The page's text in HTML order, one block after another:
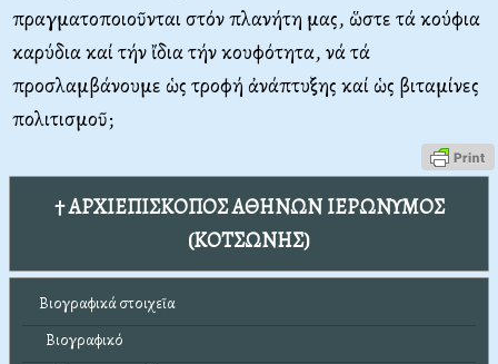
πραγματοποιοῦνται στόν πλανήτη μας, ὥστε τά κούφια
καρύδια καί τήν ἴδια τήν κουφότητα, νά τά
προσλαμβάνουμε ὡς τροφή ἀνάπτυξης καί ὡς βιταμίνες
πολιτισμοῦ;
† ΑΡΧΙΕΠΙΣΚΟΠΟΣ ΑΘΗΝΩΝ ΙΕΡΩΝΥΜΟΣ
(ΚΟΤΣΩΝΗΣ)
Βιογραφικά στοιχεῖα
Βιογραφικό